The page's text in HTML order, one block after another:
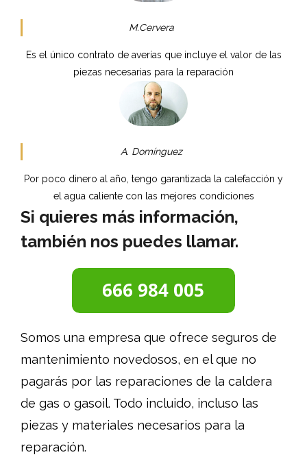
M.Cervera
Es el único contrato de averías que incluye el valor de las
piezas necesarias para la reparación
A. Domínguez
Por poco dinero al año, tengo garantizada la calefacción y
el agua caliente con las mejores condiciones
Si quieres más información,
también nos puedes llamar.
Somos una empresa que ofrece seguros de
mantenimiento novedosos, en el que no
pagarás por las reparaciones de la caldera
de gas o gasoil. Todo incluido, incluso las
piezas y materiales necesarios para la
reparación.